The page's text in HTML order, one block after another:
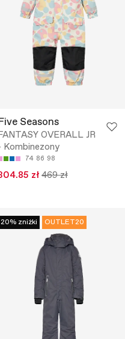
Seasons
OVERALL JR
Kombinezony
74 86 98
zł 469 zł
20% zniżki OUTLET20